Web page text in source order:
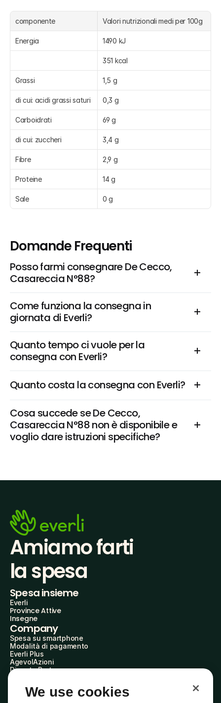
componente Valori nutrizionali medi per 100g
Energia 1490 kJ
351 kcal
Grassi 1,5 g
di cui: acidi grassi saturi 0,3 g
Carboidrati 69 g
di cui: zuccheri 3,4 g
Fibre 2,9 g
Proteine 14 g
Sale 0 g
Domande Frequenti
Posso farmi consegnare De Cecco,
Casareccia N°88?
Come funziona la consegna in
giornata di Everli?
Quanto tempo ci vuole per la
consegna con Everli?
Quanto costa la consegna con Everli?
Cosa succede se De Cecco,
Casareccia N°88 non è disponibile e
voglio dare istruzioni specifiche?
Amiamo farti
la spesa
Spesa insieme
Everli
Province Attive
Insegne
Company
Spesa su smartphone
Modalità di pagamento
Everli Plus
AgevolAzioni
Diventa Partner
Everli Shoppers
About Us
We use cookies